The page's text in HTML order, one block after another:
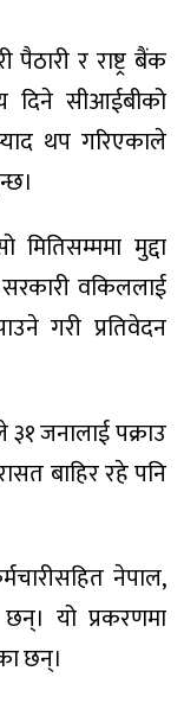
र राष्ट्र बैंक
दिने सीआईबीको
थप गरिएकाले
मुद्दा
वकिललाई
गरी प्रतिवेदन
जनालाई पक्राउ
बाहिर रहे पनि
नेपाल,
यो प्रकरणमा
छन्।